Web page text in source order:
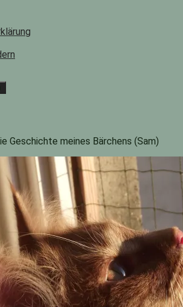
Geschichte meines Bärchens (Sam)